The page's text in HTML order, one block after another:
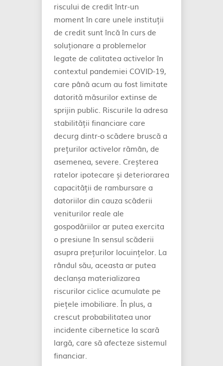
riscului de credit într-un
moment în care unele instituții
de credit sunt încă în curs de
soluționare a problemelor
legate de calitatea activelor în
contextul pandemiei COVID-19,
care până acum au fost limitate
datorită măsurilor extinse de
sprijin public. Riscurile la adresa
stabilității financiare care
decurg dintr-o scădere bruscă a
prețurilor activelor rămân, de
asemenea, severe. Creșterea
ratelor ipotecare și deteriorarea
capacității de rambursare a
datoriilor din cauza scăderii
veniturilor reale ale
gospodăriilor ar putea exercita
o presiune în sensul scăderii
asupra prețurilor locuințelor. La
rândul său, aceasta ar putea
declanșa materializarea
riscurilor ciclice acumulate pe
piețele imobiliare. În plus, a
crescut probabilitatea unor
incidente cibernetice la scară
largă, care să afecteze sistemul
financiar.